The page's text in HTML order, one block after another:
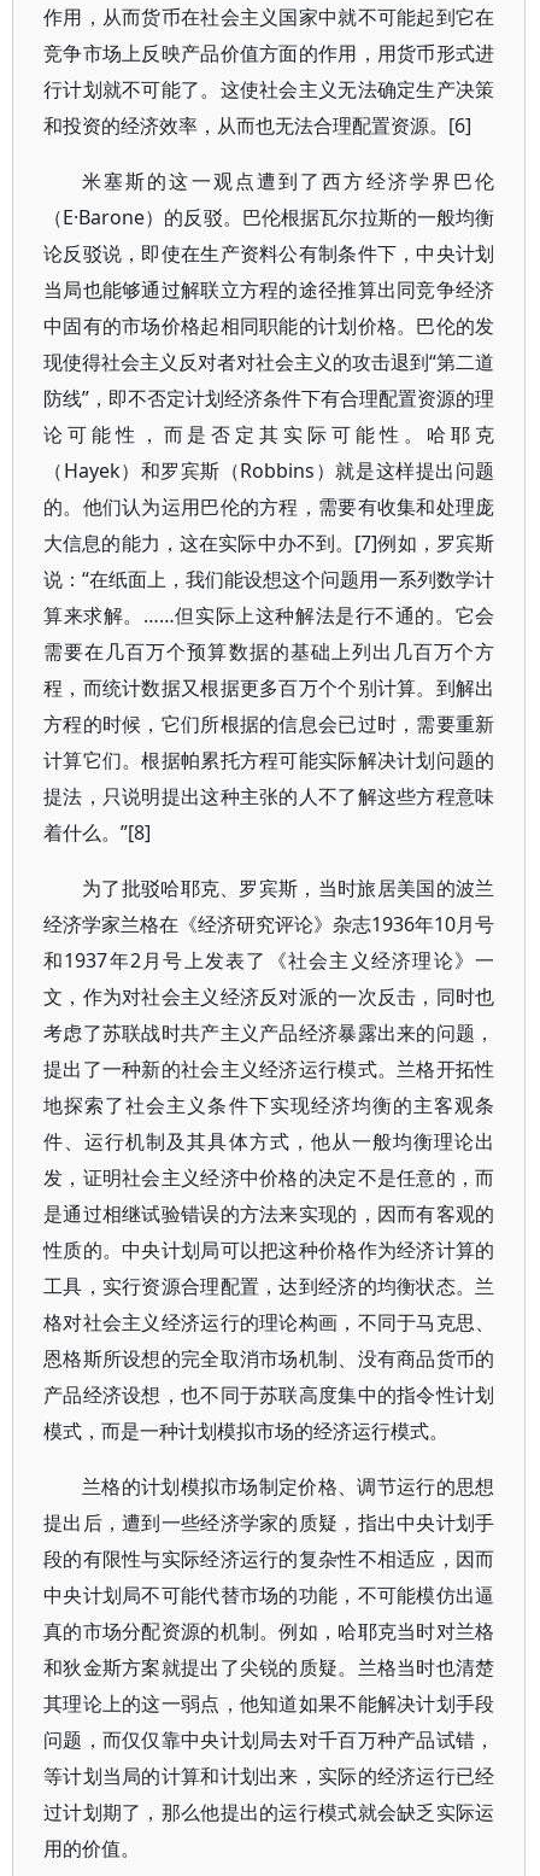
作用，从而货币在社会主义国家中就不可能起到它在
竞争市场上反映产品价值方面的作用，用货币形式进
行计划就不可能了。这使社会主义无法确定生产决策
和投资的经济效率，从而也无法合理配置资源。[6]
米塞斯的这一观点遭到了西方经济学界巴伦
（E·Barone）的反驳。巴伦根据瓦尔拉斯的一般均衡
论反驳说，即使在生产资料公有制条件下，中央计划
当局也能够通过解联立方程的途径推算出同竞争经济
中固有的市场价格起相同职能的计划价格。巴伦的发
现使得社会主义反对者对社会主义的攻击退到“第二道
防线”，即不否定计划经济条件下有合理配置资源的理
论可能性，而是否定其实际可能性。哈耶克
（Hayek）和罗宾斯（Robbins）就是这样提出问题
的。他们认为运用巴伦的方程，需要有收集和处理庞
大信息的能力，这在实际中办不到。[7]例如，罗宾斯
说：“在纸面上，我们能设想这个问题用一系列数学计
算来求解。……但实际上这种解法是行不通的。它会
需要在几百万个预算数据的基础上列出几百万个方
程，而统计数据又根据更多百万个个别计算。到解出
方程的时候，它们所根据的信息会已过时，需要重新
计算它们。根据帕累托方程可能实际解决计划问题的
提法，只说明提出这种主张的人不了解这些方程意味
着什么。”[8]
为了批驳哈耶克、罗宾斯，当时旅居美国的波兰
经济学家兰格在《经济研究评论》杂志1936年10月号
和1937年2月号上发表了《社会主义经济理论》一
文，作为对社会主义经济反对派的一次反击，同时也
考虑了苏联战时共产主义产品经济暴露出来的问题，
提出了一种新的社会主义经济运行模式。兰格开拓性
地探索了社会主义条件下实现经济均衡的主客观条
件、运行机制及其具体方式，他从一般均衡理论出
发，证明社会主义经济中价格的决定不是任意的，而
是通过相继试验错误的方法来实现的，因而有客观的
性质的。中央计划局可以把这种价格作为经济计算的
工具，实行资源合理配置，达到经济的均衡状态。兰
格对社会主义经济运行的理论构画，不同于马克思、
恩格斯所设想的完全取消市场机制、没有商品货币的
产品经济设想，也不同于苏联高度集中的指令性计划
模式，而是一种计划模拟市场的经济运行模式。
兰格的计划模拟市场制定价格、调节运行的思想
提出后，遭到一些经济学家的质疑，指出中央计划手
段的有限性与实际经济运行的复杂性不相适应，因而
中央计划局不可能代替市场的功能，不可能模仿出逼
真的市场分配资源的机制。例如，哈耶克当时对兰格
和狄金斯方案就提出了尖锐的质疑。兰格当时也清楚
其理论上的这一弱点，他知道如果不能解决计划手段
问题，而仅仅靠中央计划局去对千百万种产品试错，
等计划当局的计算和计划出来，实际的经济运行已经
过计划期了，那么他提出的运行模式就会缺乏实际运
用的价值。